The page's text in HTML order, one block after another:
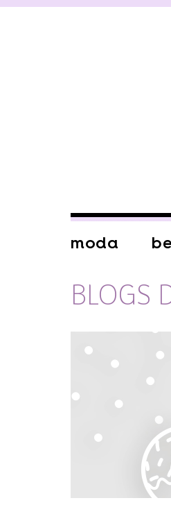
moda
BLOGS